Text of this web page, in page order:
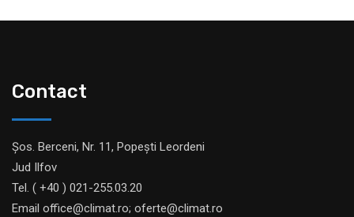
Contact
Șos. Berceni, Nr. 11, Popești Leordeni
Jud Ilfov
Tel. ( +40 ) 021-255.03.20
Email office@climat.ro; oferte@climat.ro